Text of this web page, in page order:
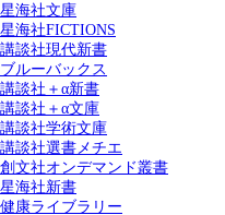
星海社文庫
星海社FICTIONS
講談社現代新書
ブルーバックス
講談社＋α新書
講談社＋α文庫
講談社学術文庫
講談社選書メチエ
創文社オンデマンド叢書
星海社新書
健康ライブラリー